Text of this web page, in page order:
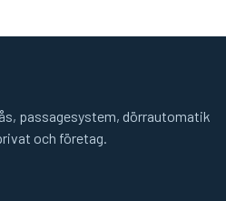
passagesystem, dörrautomatik
och företag.